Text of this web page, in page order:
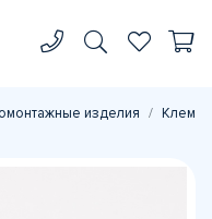
изделия